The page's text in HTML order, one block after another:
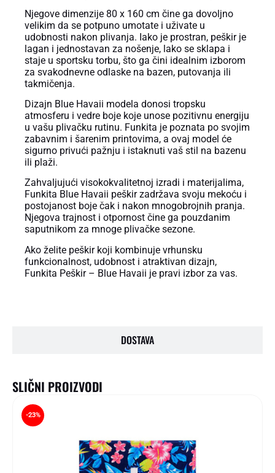
DOSTAVA
Njegove dimenzije 80 x 160 cm čine ga dovoljno
velikim da se potpuno umotate i uživate u
udobnosti nakon plivanja. Iako je prostran, peškir je
lagan i jednostavan za nošenje, lako se sklapa i
staje u sportsku torbu, što ga čini idealnim izborom
za svakodnevne odlaske na bazen, putovanja ili
takmičenja.
Dizajn Blue Havaii modela donosi tropsku
atmosferu i vedre boje koje unose pozitivnu energiju
u vašu plivačku rutinu. Funkita je poznata po svojim
zabavnim i šarenim printovima, a ovaj model će
sigurno privući pažnju i istaknuti vaš stil na bazenu
ili plaži.
Zahvaljujući visokokvalitetnoj izradi i materijalima,
Funkita Blue Havaii peškir zadržava svoju mekoću i
postojanost boje čak i nakon mnogobrojnih pranja.
Njegova trajnost i otpornost čine ga pouzdanim
saputnikom za mnoge plivačke sezone.
Ako želite peškir koji kombinuje vrhunsku
funkcionalnost, udobnost i atraktivan dizajn,
Funkita Peškir – Blue Havaii je pravi izbor za vas.
SLIČNI PROIZVODI
-23%